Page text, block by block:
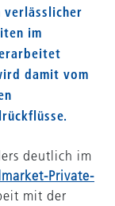
im
damit vom
deutlich im
Private-
mit der